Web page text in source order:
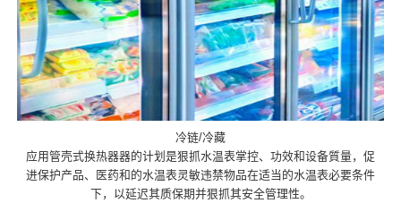
冷链/冷藏
应用管壳式换热器器的计划是狠抓水温表掌控、功效和设备質量，促
进保护产品、医药和的水温表灵敏违禁物品在适当的水温表必要条件
下，以延迟其质保期并狠抓其安全管理性。